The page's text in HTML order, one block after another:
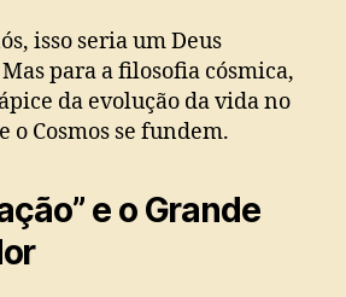
isso seria um Deus
para a filosofia cósmica,
da evolução da vida no
o Cosmos se fundem.
e o Grande